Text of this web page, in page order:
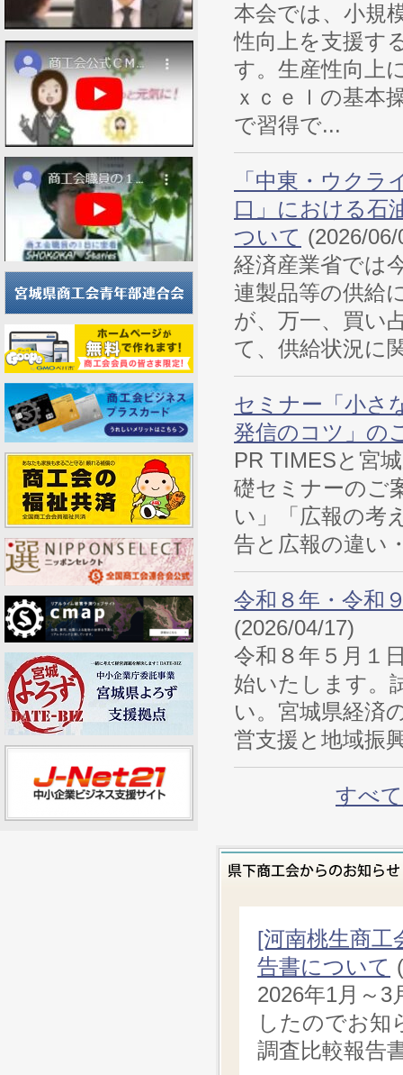
本会では、小規
性向上を支援す
す。生産性向上
ｘｃｅｌの基本
で習得で...
「中東・ウク
口」における石
ついて (2026/06/
経済産業省では
連製品等の供給
が、万一、買い
て、供給状況に
セミナー「小さ
発信のコツ」の
PR TIMESと宮
礎セミナーのご
い」「広報の考
告と広報の違い
令和８年・令和
(2026/04/17)
令和８年５月１
始いたします。
い。宮城県経済
営支援と地域振
すべ
[河南桃生商
告書について
2026年1月～
したのでお知
調査比較報告